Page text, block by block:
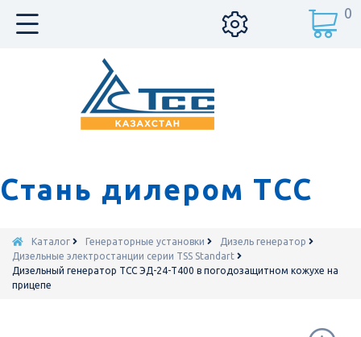
Стань дилером ТСС
0
Каталог Генераторные установки
Дизель генератор
Дизельные электростанции серии TSS Standart
Дизельный генератор ТСС ЭД-24-Т400 в погодозащитном кожухе на
прицепе